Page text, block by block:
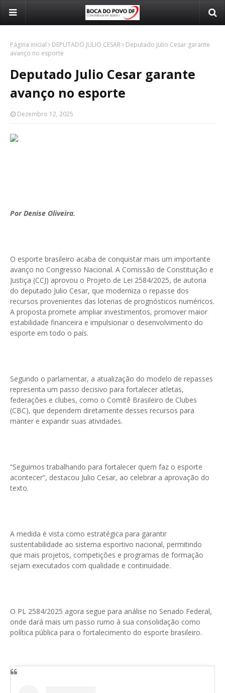
Página inicial DEPUTADO JULIO CESAR
Deputado Julio Cesar garante
avanço no esporte
Deputado Julio Cesar garante
avanço no esporte
Dezembro 12, 2025
Por Denise Oliveira.
O esporte brasileiro acaba de conquistar mais um importante
avanço no Congresso Nacional. A Comissão de Constituição e
Justiça (CCJ) aprovou o Projeto de Lei 2584/2025, de autoria
do deputado Julio Cesar, que moderniza o repasse dos
recursos provenientes das loterias de prognósticos numéricos.
A proposta promete ampliar investimentos, promover maior
estabilidade financeira e impulsionar o desenvolvimento do
esporte em todo o país.
Segundo o parlamentar, a atualização do modelo de repasses
representa um passo decisivo para fortalecer atletas,
federações e clubes, como o Comitê Brasileiro de Clubes
(CBC), que dependem diretamente desses recursos para
manter e expandir suas atividades.
“Seguimos trabalhando para fortalecer quem faz o esporte
acontecer”, destacou Julio Cesar, ao celebrar a aprovação do
texto.
A medida é vista como estratégica para garantir
sustentabilidade ao sistema esportivo nacional, permitindo
que mais projetos, competições e programas de formação
sejam executados com qualidade e continuidade.
O PL 2584/2025 agora segue para análise no Senado Federal,
onde dará mais um passo rumo à sua consolidação como
política pública para o fortalecimento do esporte brasileiro.